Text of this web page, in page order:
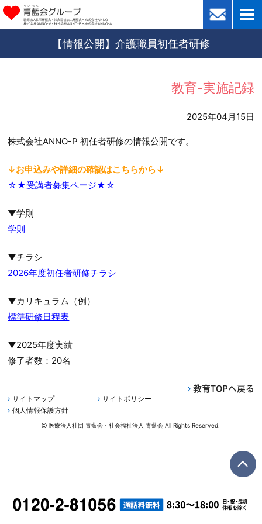
【情報公開】介護職員初任者研修
教育-実施記録
2025年04月15日
株式会社ANNO-P 初任者研修の情報公開です。
↓お申込みや詳細の確認はこちらから↓
☆★受講者募集ページ★☆
▼学則
学則
▼チラシ
2026年度初任者研修チラシ
▼カリキュラム（例）
標準研修日程表
▼2025年度実績
修了者数：20名
教育TOPへ戻る
サイトマップ
サイトポリシー
個人情報保護方針
医療法人社団 青藍会・社会福祉法人 青藍会 All Rights Reserved.